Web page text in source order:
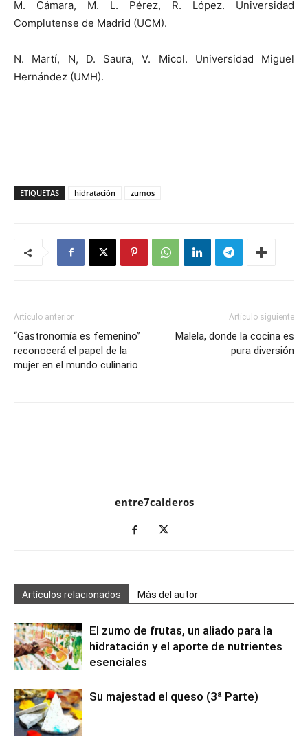
M. Cámara, M. L. Pérez, R. López. Universidad
Complutense de Madrid (UCM).
N. Martí, N, D. Saura, V. Micol. Universidad Miguel
Hernández (UMH).
ETIQUETAS hidratación zumos
Artículo anterior
“Gastronomía es femenino”
reconocerá el papel de la
mujer en el mundo culinario
Artículo siguiente
Malela, donde la cocina es
pura diversión
entre7calderos
Artículos relacionados Más del autor
El zumo de frutas, un aliado para la
hidratación y el aporte de nutrientes
esenciales
Su majestad el queso (3ª Parte)